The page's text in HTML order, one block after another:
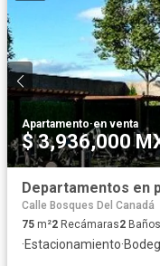
Apartamento·en venta
$ 3,936,000
Calle Bosques Del Canadá
75 m²2 Recámaras2 Baños
·Estacionamiento·